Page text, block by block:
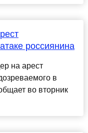
россиянина
на арест
в
во вторник